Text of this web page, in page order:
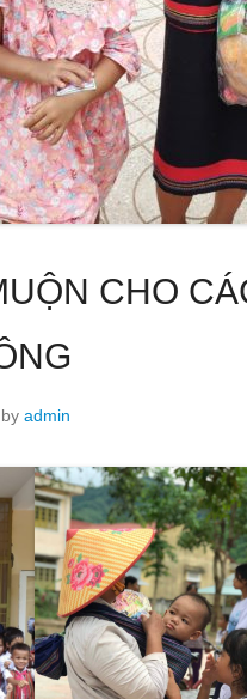
CHO
by admin